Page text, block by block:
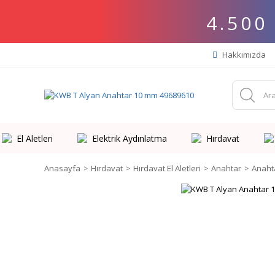
4.500
Hakkımızda
El Aletleri Elektrik Aydınlatma Hırdavat
Anasayfa Hırdavat Hırdavat El Aletleri Anahtar